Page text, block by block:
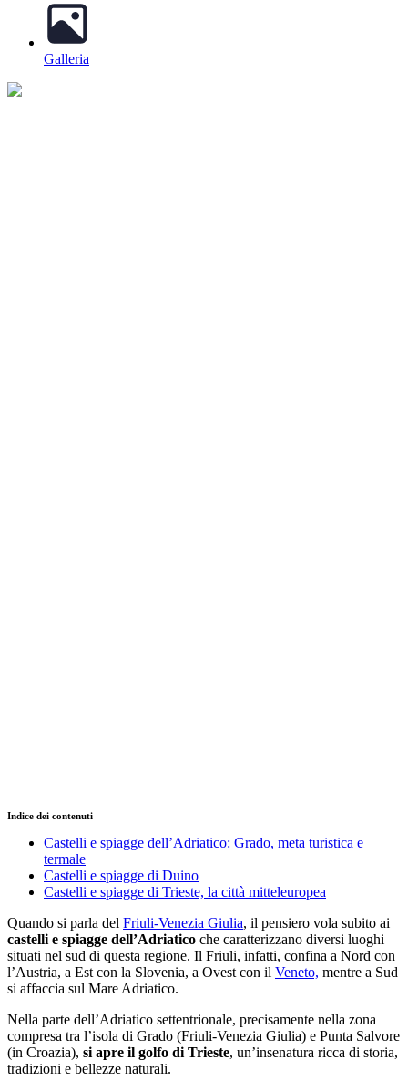
Galleria
Indice dei contenuti
Castelli e spiagge dell’Adriatico: Grado, meta turistica e
termale
Castelli e spiagge di Duino
Castelli e spiagge di Trieste, la città mitteleuropea
Quando si parla del Friuli-Venezia Giulia, il pensiero vola subito ai
castelli e spiagge dell’Adriatico che caratterizzano diversi luoghi
situati nel sud di questa regione. Il Friuli, infatti, confina a Nord con
l’Austria, a Est con la Slovenia, a Ovest con il Veneto, mentre a Sud
si affaccia sul Mare Adriatico.
Nella parte dell’Adriatico settentrionale, precisamente nella zona
compresa tra l’isola di Grado (Friuli-Venezia Giulia) e Punta Salvore
(in Croazia), si apre il golfo di Trieste, un’insenatura ricca di storia,
tradizioni e bellezze naturali.